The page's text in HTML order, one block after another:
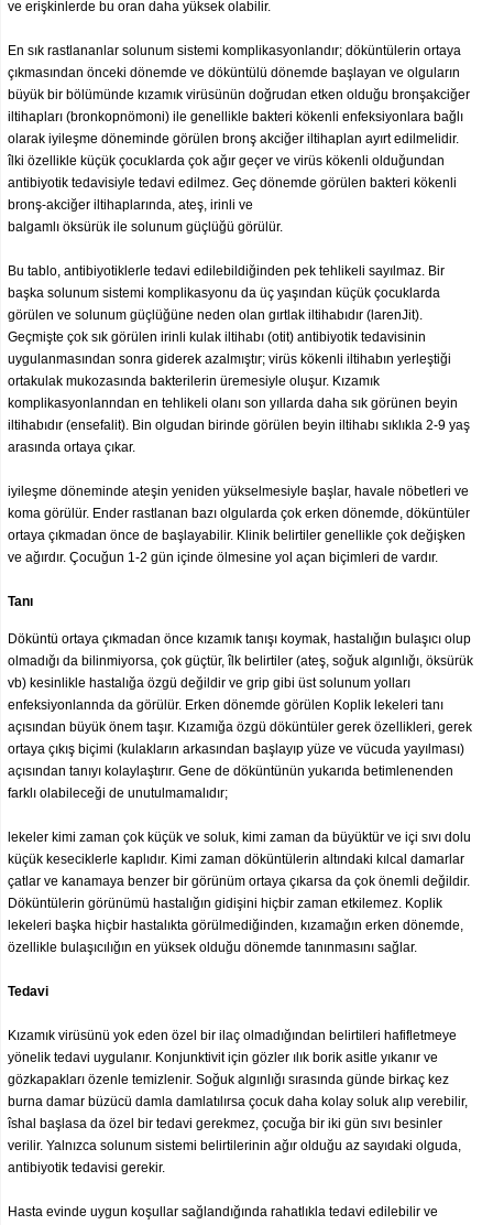
ve erişkinlerde bu oran daha yüksek olabilir.
En sık rastlananlar solunum sistemi komplikasyonlandır; döküntülerin ortaya
çıkmasından önceki dönemde ve döküntülü dönemde başlayan ve olguların
büyük bir bölümünde kızamık virüsünün doğrudan etken olduğu bronşakciğer
iltihapları (bronkopnömoni) ile genellikle bakteri kökenli enfeksiyonlara bağlı
olarak iyileşme döneminde görülen bronş akciğer iltihaplan ayırt edilmelidir.
îlki özellikle küçük çocuklarda çok ağır geçer ve virüs kökenli olduğundan
antibiyotik tedavisiyle tedavi edilmez. Geç dönemde görülen bakteri kökenli
bronş-akciğer iltihaplarında, ateş, irinli ve
balgamlı öksürük ile solunum güçlüğü görülür.
Bu tablo, antibiyotiklerle tedavi edilebildiğinden pek tehlikeli sayılmaz. Bir
başka solunum sistemi komplikasyonu da üç yaşından küçük çocuklarda
görülen ve solunum güçlüğüne neden olan gırtlak iltihabıdır (larenJit).
Geçmişte çok sık görülen irinli kulak iltihabı (otit) antibiyotik tedavisinin
uygulanmasından sonra giderek azalmıştır; virüs kökenli iltihabın yerleştiği
ortakulak mukozasında bakterilerin üremesiyle oluşur. Kızamık
komplikasyonlanndan en tehlikeli olanı son yıllarda daha sık görünen beyin
iltihabıdır (ensefalit). Bin olgudan birinde görülen beyin iltihabı sıklıkla 2-9 yaş
arasında ortaya çıkar.
iyileşme döneminde ateşin yeniden yükselmesiyle başlar, havale nöbetleri ve
koma görülür. Ender rastlanan bazı olgularda çok erken dönemde, döküntüler
ortaya çıkmadan önce de başlayabilir. Klinik belirtiler genellikle çok değişken
ve ağırdır. Çocuğun 1-2 gün içinde ölmesine yol açan biçimleri de vardır.
Tanı
Döküntü ortaya çıkmadan önce kızamık tanışı koymak, hastalığın bulaşıcı olup
olmadığı da bilinmiyorsa, çok güçtür, îlk belirtiler (ateş, soğuk algınlığı, öksürük
vb) kesinlikle hastalığa özgü değildir ve grip gibi üst solunum yolları
enfeksiyonlannda da görülür. Erken dönemde görülen Koplik lekeleri tanı
açısından büyük önem taşır. Kızamığa özgü döküntüler gerek özellikleri, gerek
ortaya çıkış biçimi (kulakların arkasından başlayıp yüze ve vücuda yayılması)
açısından tanıyı kolaylaştırır. Gene de döküntünün yukarıda betimlenenden
farklı olabileceği de unutulmamalıdır;
lekeler kimi zaman çok küçük ve soluk, kimi zaman da büyüktür ve içi sıvı dolu
küçük keseciklerle kaplıdır. Kimi zaman döküntülerin altındaki kılcal damarlar
çatlar ve kanamaya benzer bir görünüm ortaya çıkarsa da çok önemli değildir.
Döküntülerin görünümü hastalığın gidişini hiçbir zaman etkilemez. Koplik
lekeleri başka hiçbir hastalıkta görülmediğinden, kızamağın erken dönemde,
özellikle bulaşıcılığın en yüksek olduğu dönemde tanınmasını sağlar.
Tedavi
Kızamık virüsünü yok eden özel bir ilaç olmadığından belirtileri hafifletmeye
yönelik tedavi uygulanır. Konjunktivit için gözler ılık borik asitle yıkanır ve
gözkapakları özenle temizlenir. Soğuk algınlığı sırasında günde birkaç kez
burna damar büzücü damla damlatılırsa çocuk daha kolay soluk alıp verebilir,
îshal başlasa da özel bir tedavi gerekmez, çocuğa bir iki gün sıvı besinler
verilir. Yalnızca solunum sistemi belirtilerinin ağır olduğu az sayıdaki olguda,
antibiyotik tedavisi gerekir.
Hasta evinde uygun koşullar sağlandığında rahatlıkla tedavi edilebilir ve